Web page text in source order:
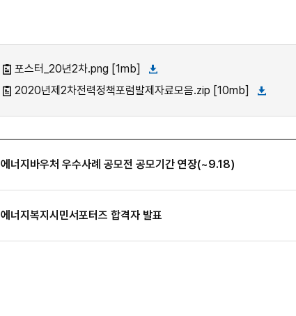
포스터_20년2차.png [1mb]
2020년제2차전력정책포럼발제자료모음.zip [10mb]
에너지바우처 우수사례 공모전 공모기간 연장(~9.18)
에너지복지시민서포터즈 합격자 발표